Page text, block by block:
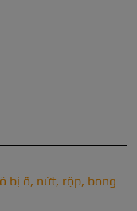
bị ố, nứt, rộp, bong